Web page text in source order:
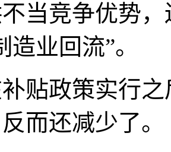
当竞争优势
造业回流”。
政策实行之
而还减少了。